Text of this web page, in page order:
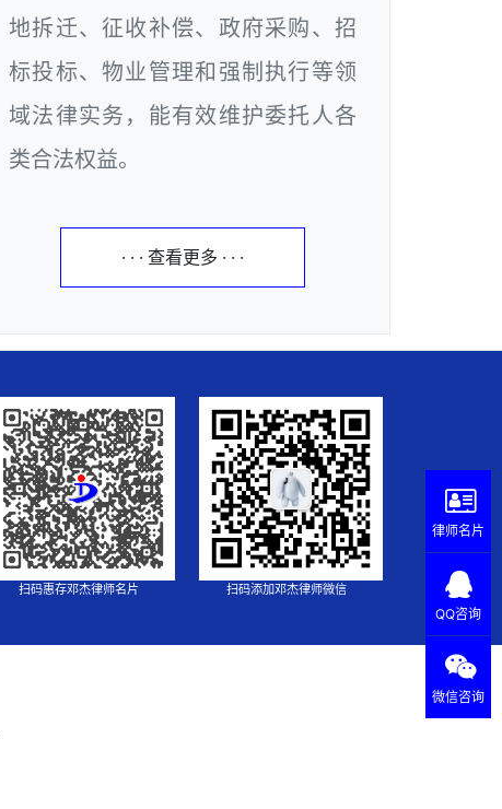
地拆迁、征收补偿、政府采购、招
标投标、物业管理和强制执行等领
域法律实务，能有效维护委托人各
类合法权益。
· · · 查看更多 · · ·
扫码惠存邓杰律师名片 扫码添加邓杰律师微信
律师名片
QQ咨询
微信咨询